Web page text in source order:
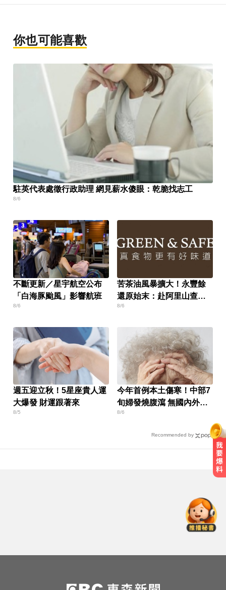
你也可能喜歡
駐英代表處徵行政助理 網見薪水傻眼：乾脆找志工
8/6
不斷更新／星宇航空公布
「白海豚颱風」影響航班
8/6
苦茶油風暴擴大！永豐餘
還原始末：赴阿里山查核
仍遭騙
8/6
週五迎立秋！5星座貴人運
大爆發 財運跟著來
8/5
今年首例本土傷寒！中部7
旬婦發燒腹瀉 無國內外旅
遊史
8/6
Recommended by
捷
尼斯湖水怪又現身！遊湖拍到「神